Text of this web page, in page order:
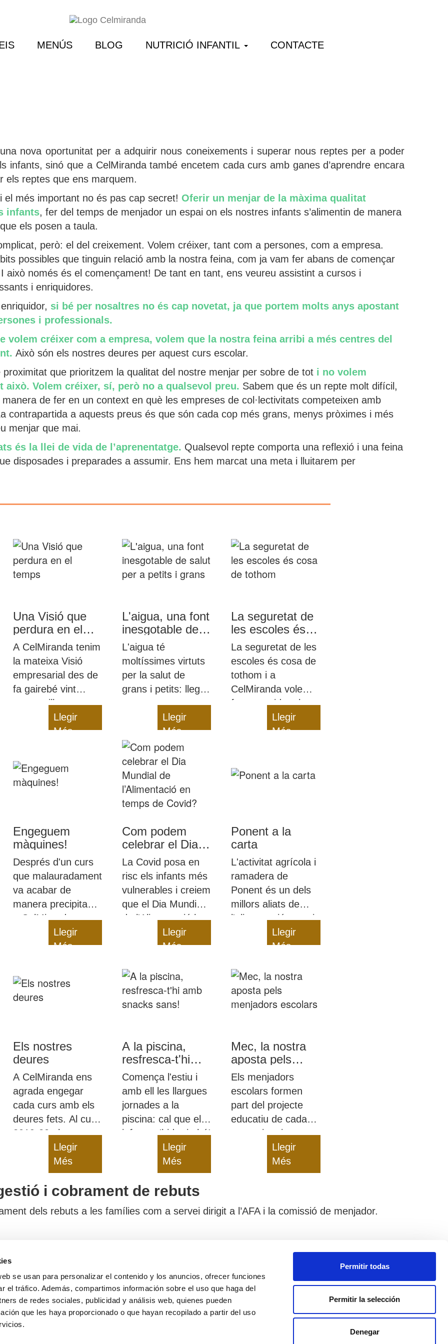
se usan para personalizar el contenido y los anuncios, ofrecer funciones
el tráfico. Además, compartimos información sobre el uso que haga del
de redes sociales, publicidad y análisis web, quienes pueden
que les haya proporcionado o que hayan recopilado a partir del uso
Permitir todas
Permitir la selección
Denegar
MENÚS BLOG NUTRICIÓ INFANTIL CONTACTE
nova oportunitat per a adquirir nous coneixements i superar nous reptes per a poder
infants, sinó que a CelMiranda també encetem cada curs amb ganes d’aprendre encara
els reptes que ens marquem.
més important no és pas cap secret! Oferir un menjar de la màxima qualitat
infants, fer del temps de menjador un espai on els nostres infants s’alimentin de manera
els posen a taula.
però: el del creixement. Volem créixer, tant com a persones, com a empresa.
possibles que tinguin relació amb la nostra feina, com ja vam fer abans de començar
això només és el començament! De tant en tant, ens veureu assistint a cursos i
i enriquidores.
si bé per nosaltres no és cap novetat, ja que portem molts anys apostant
i professionals.
volem créixer com a empresa, volem que la nostra feina arribi a més centres del
Això són els nostres deures per aquest curs escolar.
que prioritzem la qualitat del nostre menjar per sobre de tot i no volem
això. Volem créixer, sí, però no a qualsevol preu. Sabem que és un repte molt difícil,
de fer en un context en què les empreses de col·lectivitats competeixen amb
contrapartida a aquests preus és que són cada cop més grans, menys pròximes i més
menjar que mai.
és la llei de vida de l’aprenentatge. Qualsevol repte comporta una reflexió i una feina
disposades i preparades a assumir. Ens hem marcat una meta i lluitarem per
Una Visió que
perdura en el
temps
A CelMiranda tenim
la mateixa Visió
empresarial des de
fa gairebé vint
anys: millorem
contínuament, però
sempre oferint una
de qualitat als
infants
Llegir
Més
L'aigua, una font
inesgotable de
salut per a petits
i grans
L'aigua té
moltíssimes virtuts
per la salut de
grans i petits: llegiu-
nos per a
descobrir-les i per a
aclarir dubtes com
el dilema de l'aigua
embotellada contra
la de l'aixeta o la
quantitat d'aigua
que hem de beure
Llegir
Més
La seguretat de
les escoles és
cosa de tothom
La seguretat de les
escoles és cosa de
tothom i a
CelMiranda volem
fer una crida a la
responsabilitat de
tothom que hi
Llegir
Més
Engeguem
màquines!
Després d'un curs
que malauradament
va acabar de
manera precipitada,
a CelMiranda
estem encantades
de tornar a engegar
Llegir
Més
Com podem
celebrar el Dia
Mundial de
l’Alimentació en
temps de Covid?
La Covid posa en
risc els infants més
vulnerables i creiem
que el Dia Mundial
de l'Alimentació ha
de ser un
recordatori: cap
sense una bona
alimentació!
Llegir
Més
Ponent a la
carta
L'activitat agrícola i
ramadera de
Ponent és un dels
millors aliats de
l'alimentació sana i
equilibrada dels
nostres infants: són
proximitat i
saludables!
Llegir
Més
Els nostres
deures
A CelMiranda ens
agrada engegar
cada curs amb els
deures fets. Al curs
2019-20 els nostres
deures van ser
poder ensenyar què
fem i com a
tothom.
Llegir
Més
A la piscina,
resfresca-t'hi
amb snacks
sans!
Comença l'estiu i
amb ell les llargues
jornades a la
piscina: cal que els
infants s'hidratin bé!
Des de CelMiranda
us donem diverses
idees de snacks
sans perquè us hi
Llegir
Més
Mec, la nostra
aposta pels
menjadors
escolars
Els menjadors
escolars formen
part del projecte
educatiu de cada
centre i creiem que
una mascota pot
ajudar-nos a
transmetre valors i
Llegir
Més
i cobrament de rebuts
dels rebuts a les famílies com a servei dirigit a l’AFA i la comissió de menjador.
Catering Escolar
Monitoratge
Gestió de menjadors
Política de privacitat
Protocol d'assetjament